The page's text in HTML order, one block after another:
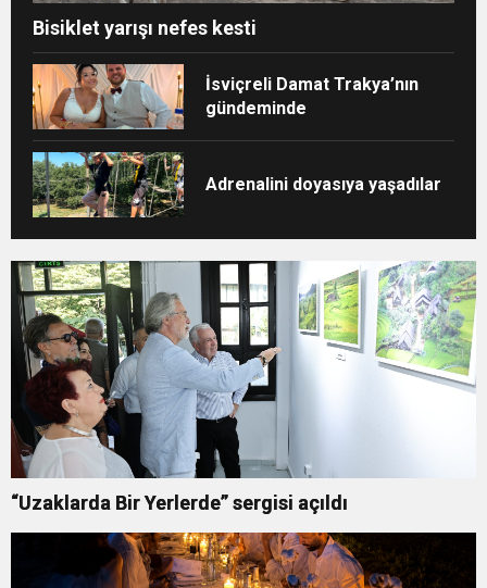
Bisiklet yarışı nefes kesti
İsviçreli Damat Trakya’nın
gündeminde
Adrenalini doyasıya yaşadılar
“Uzaklarda Bir Yerlerde” sergisi açıldı